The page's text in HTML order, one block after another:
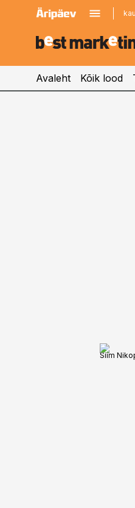
kinnisvarauudised.ee
logistikauudised.ee
Avaleht Kõik lood
Siim